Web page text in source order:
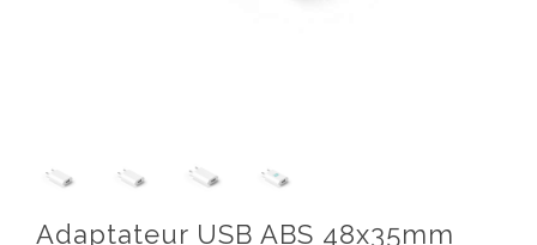
Adaptateur USB ABS 48x35mm